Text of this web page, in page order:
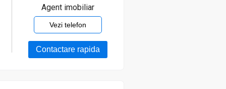
Oltean Laura
Agent imobiliar
Agent imobiliar
Vezi telefon
Contactare rapida